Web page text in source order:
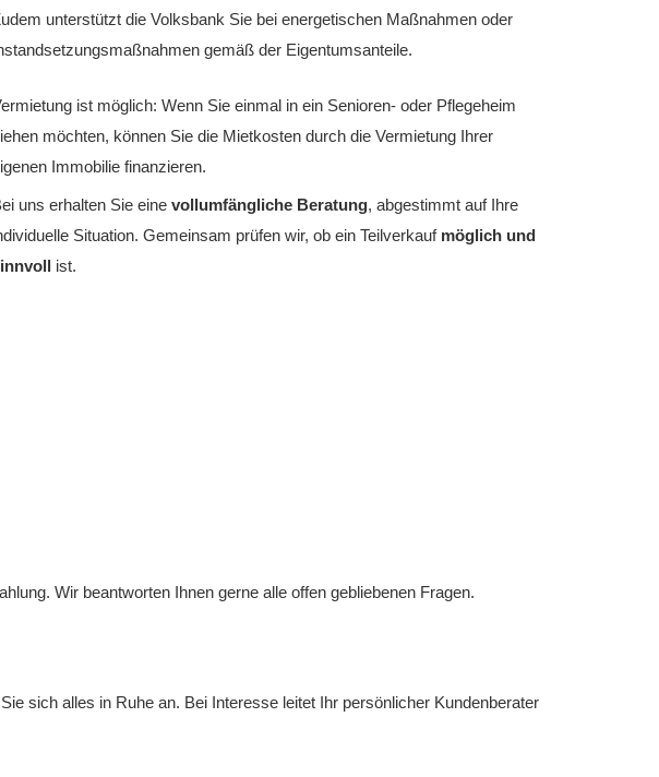
unterstützt die Volksbank Sie bei energetischen Maßnahmen oder
gemäß der Eigentumsanteile.
ist möglich: Wenn Sie einmal in ein Senioren- oder Pflegeheim
möchten, können Sie die Mietkosten durch die Vermietung Ihrer
Immobilie finanzieren.
uns erhalten Sie eine vollumfängliche Beratung, abgestimmt auf Ihre
Situation. Gemeinsam prüfen wir, ob ein Teilverkauf möglich und
ist.
Wir beantworten Ihnen gerne alle offen gebliebenen Fragen.
sich alles in Ruhe an. Bei Interesse leitet Ihr persönlicher Kundenberater